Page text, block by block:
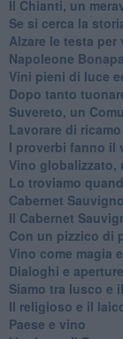
​Il Chianti, un
​Se si cerca la
Alzare le testa
​Napoleone
Vini pieni di luce
Dopo tanto
Suvereto, un
Lavorare di
​I proverbi fanno il
Vino globalizzato,
Lo troviamo
Cabernet
Il Cabernet
Con un pizzico di
​Vino come magia
Dialoghi e
Siamo tra lusco e
Il religioso e il
​Paese e vino